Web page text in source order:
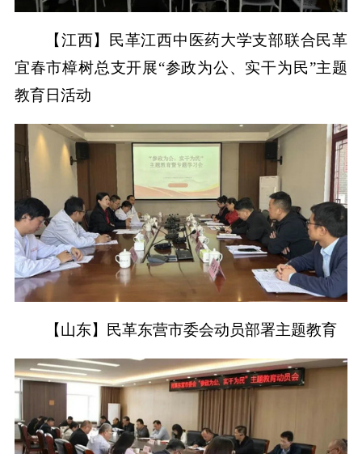
【江西】民革江西中医药大学支部联合民革
宜春市樟树总支开展“参政为公、实干为民”主题
教育日活动
【山东】民革东营市委会动员部署主题教育